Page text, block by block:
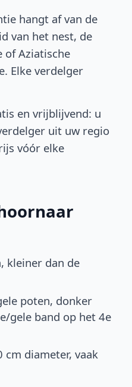
hangt af van de
van het nest, de
of Aziatische
Elke verdelger
en vrijblijvend: u
uit uw regio
vóór elke
kleiner dan de
poten, donker
gele band op het 4e
diameter, vaak